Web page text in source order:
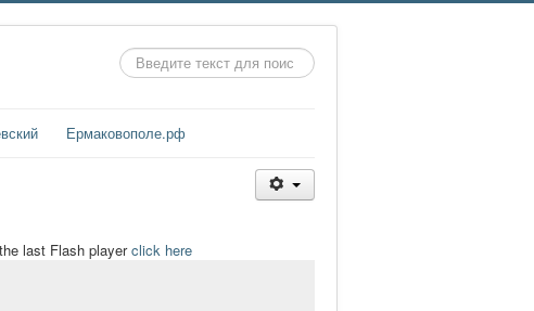
Искать...
Ермаковополе.рф
last Flash playerclick here